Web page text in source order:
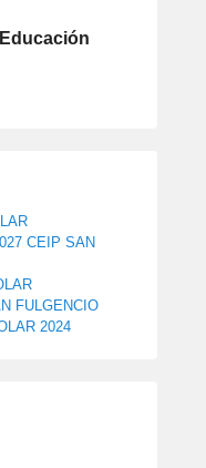
CEIP SAN
FULGENCIO
2024